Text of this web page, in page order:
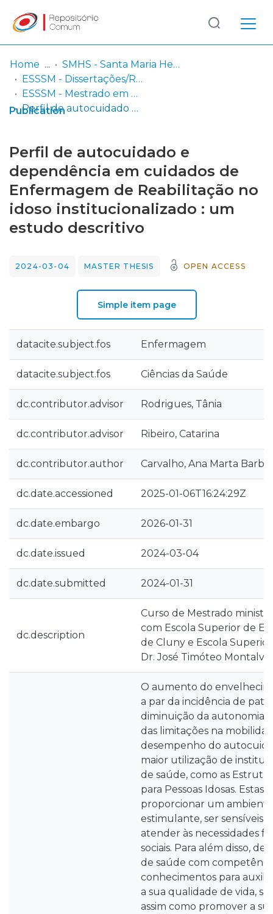
Communities
& Collections
Statistics
Log
In
(current)
Home
SMHS - Santa Maria Health School
ESSSM - Dissertações/Relatórios/Projetos de Mestrado
ESSSM - Mestrado em Enfermagem de Reabilitação
Perfil de autocuidado e dependência em cuidados de Enfermagem de Reabilitação no idoso institucionalizado : um estudo descritivo
Publication
Perfil de autocuidado e
dependência em cuidados de
Enfermagem de Reabilitação no
idoso institucionalizado : um
estudo descritivo
2024-03-04 MASTER THESIS OPEN ACCESS
Simple item page
datacite.subject.fos Enfermagem
datacite.subject.fos Ciências da Saúde
dc.contributor.advisor Rodrigues, Tânia
dc.contributor.advisor Ribeiro, Catarina
dc.contributor.author Carvalho, Ana Marta
dc.date.accessioned 2025-01-06T16:24:29Z
dc.date.embargo 2026-01-31
dc.date.issued 2024-03-04
dc.date.submitted 2024-01-31
dc.description
Curso de Mestrado
com Escola Superior de
de Cluny e Escola
Dr. José Timóteo
O aumento do
a par da incidência de
diminuição da autonomia
das limitações na
desempenho do
maior utilização de
de saúde, como as
para Pessoas Idosas.
proporcionar um
estimulante, ser sensíveis
atender às necessidades
sociais. Para além disso,
de saúde com
conhecimentos para
a sua qualidade de vida,
assim como promover a